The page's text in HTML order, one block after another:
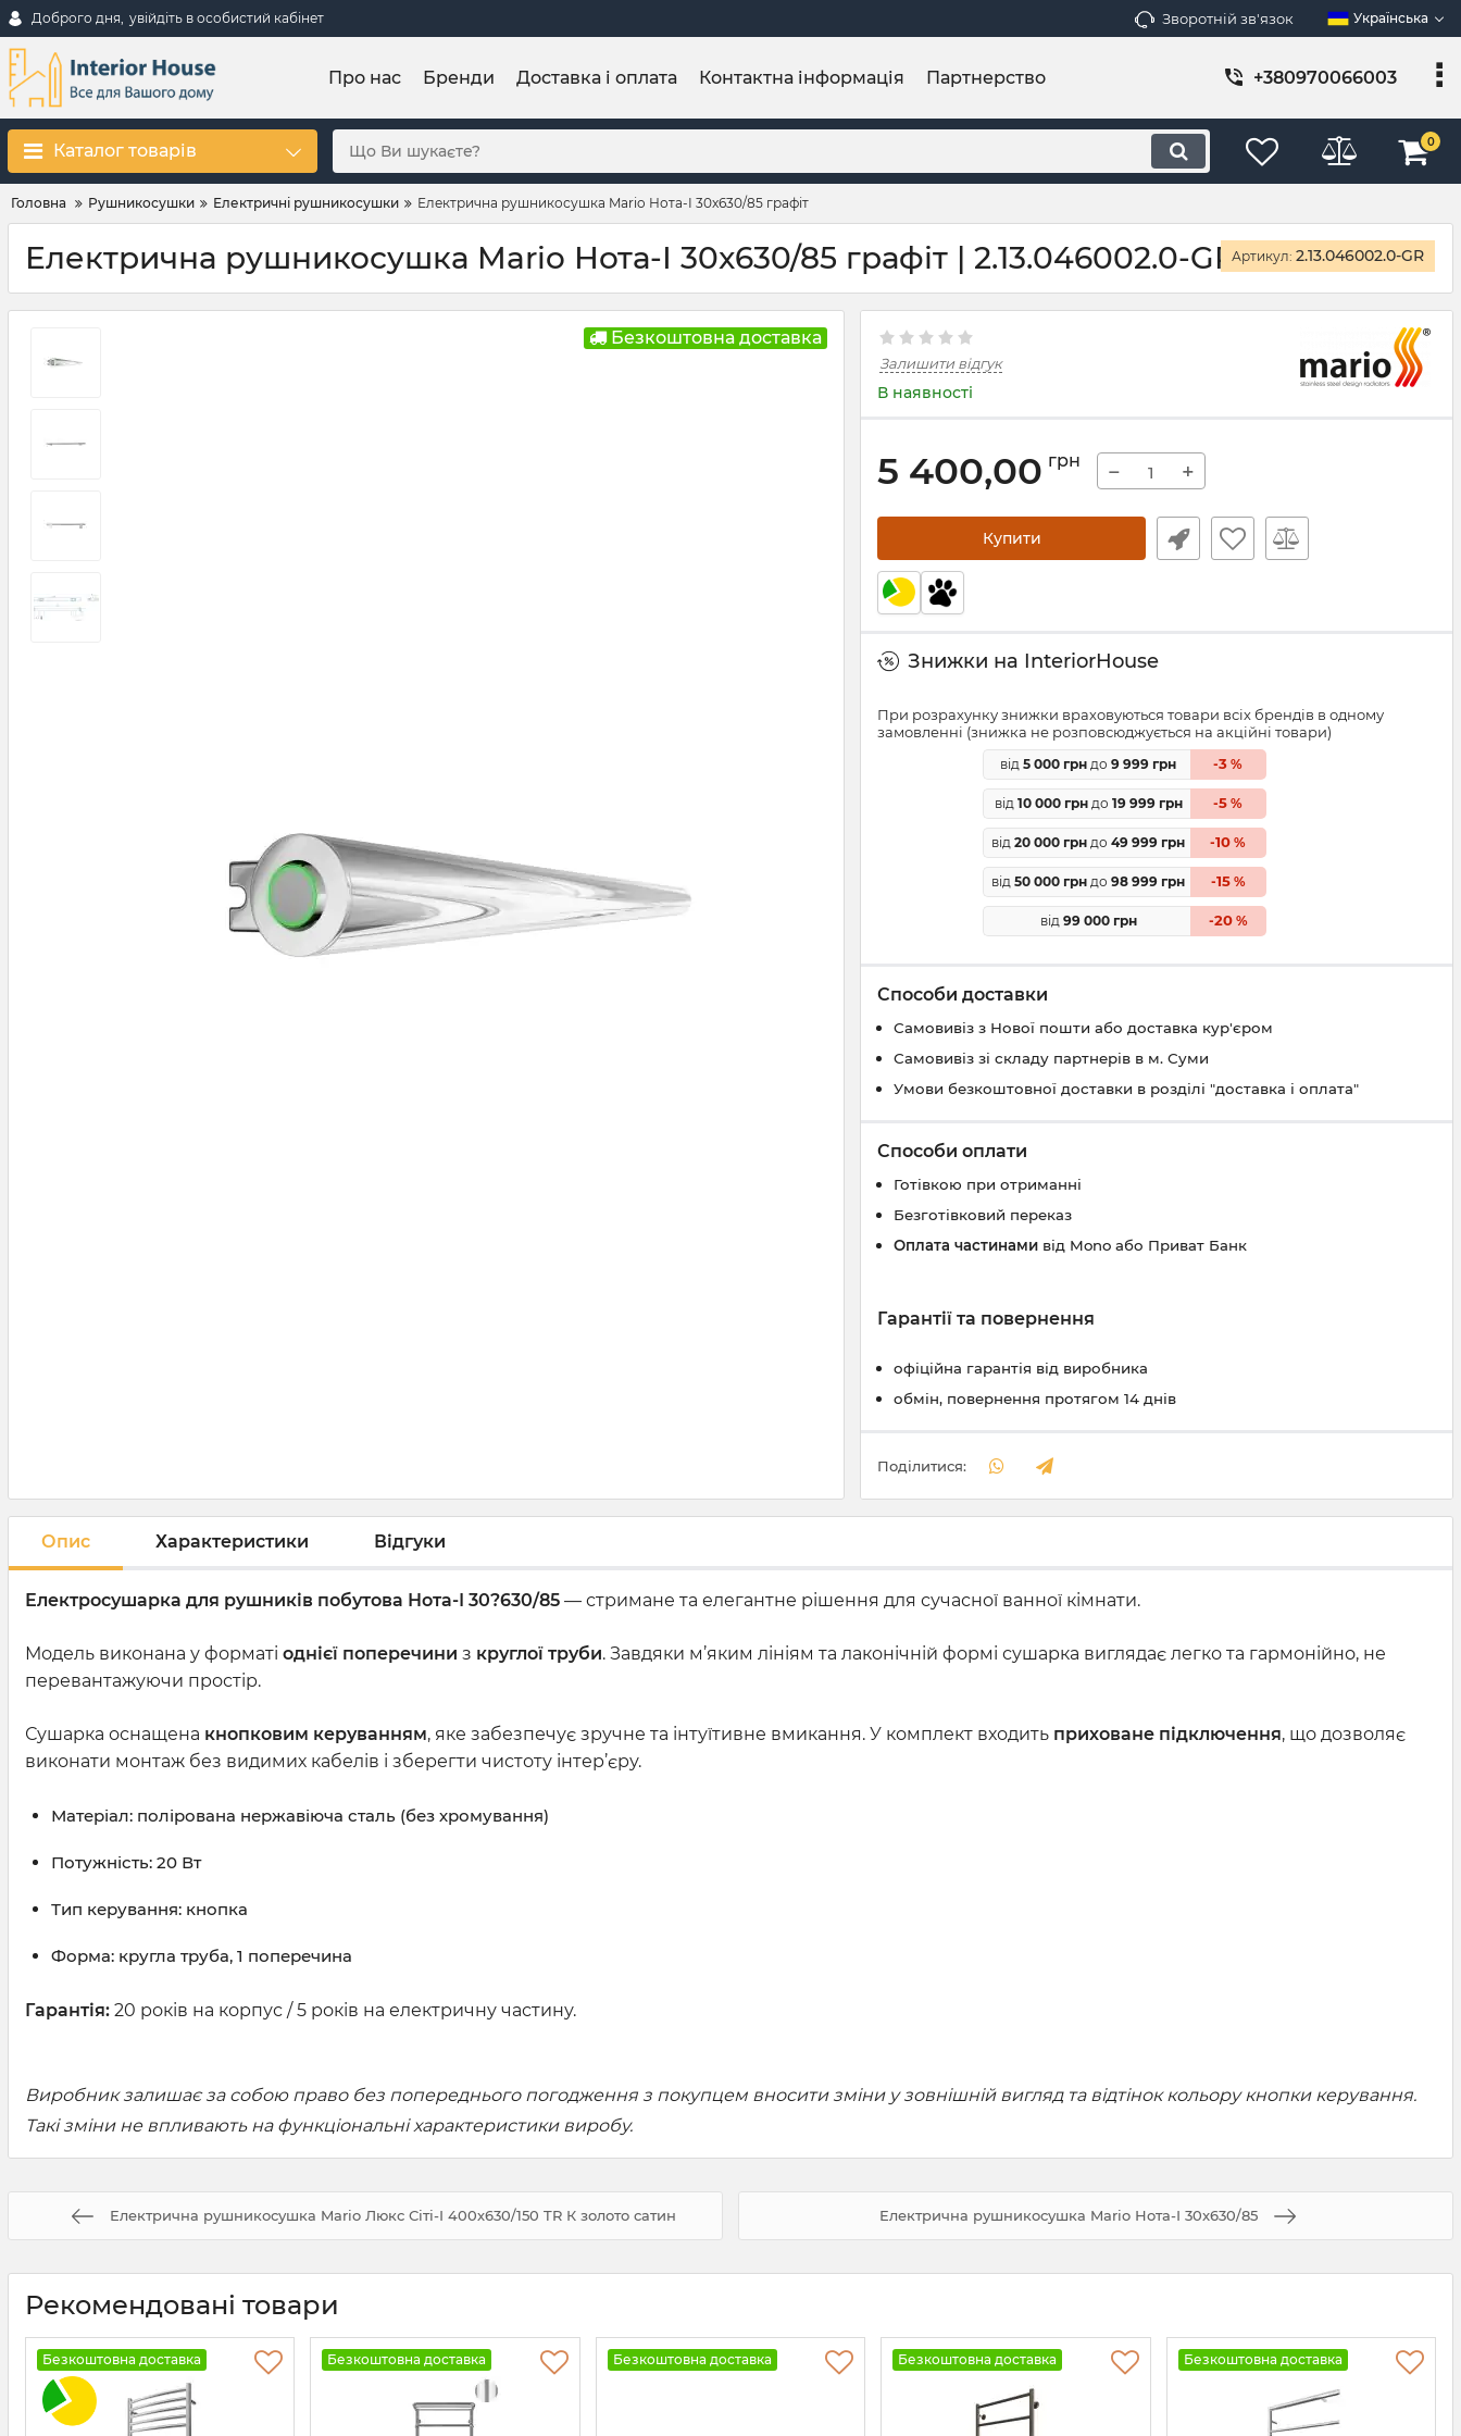
Доброго дня, увійдіть в особистий кабінет Зворотній зв'язок Українська
Про нас Бренди Доставка і оплата Контактна інформація Партнерство +380970066003
Каталог товарів 0
Головна Рушникосушки Електричні рушникосушки Електрична рушникосушка Mario Нота-І 30x630/85 графіт
Електрична рушникосушка Mario Нота-І 30x630/85 графіт | 2.13.046002.0-GRАртикул: 2.13.046002.0-GR
Безкоштовна доставка
Залишити відгук
В наявності
5 400,00 грн − +
Купити
Знижки на InteriorHouse
При розрахунку знижки враховуються товари всіх брендів в одному
замовленні (знижка не розповсюджується на акційні товари)
від 5 000 грн до 9 999 грн -3 %
від 10 000 грндо 19 999 грн -5 %
від 20 000 грн до 49 999 грн -10 %
від 50 000 грн до 98 999 грн -15%
від 99 000 грн -20%
Способи доставки
Самовивіз з Нової пошти або доставка кур'єром
Самовивіз зі складу партнерів в м. Суми
Умови безкоштовної доставки в розділі "доставка і оплата"
Способи оплати
Готівкою при отриманні
Безготівковий переказ
Оплата частинами від Mono або Приват Банк
Гарантії та повернення
офіційна гарантія від виробника
обмін, повернення протягом 14 днів
Поділитися:
Опис Характеристики Відгуки
Електросушарка для рушників побутова Нота-І 30?630/85 — стримане та елегантне рішення для сучасної ванної кімнати.
Модель виконана у форматі однієї поперечини з круглої труби. Завдяки м’яким лініям та лаконічній формі сушарка виглядає легко та гармонійно, не
перевантажуючи простір.
Сушарка оснащена кнопковим керуванням, яке забезпечує зручне та інтуїтивне вмикання. У комплект входить приховане підключення, що дозволяє
виконати монтаж без видимих кабелів і зберегти чистоту інтер’єру.
Матеріал: полірована нержавіюча сталь (без хромування)
Потужність: 20 Вт
Тип керування: кнопка
Форма: кругла труба, 1 поперечина
Гарантія: 20 років на корпус / 5 років на електричну частину.
Виробник залишає за собою право без попереднього погодження з покупцем вносити зміни у зовнішній вигляд та відтінок кольору кнопки керування.
Такі зміни не впливають на функціональні характеристики виробу.
Електрична рушникосушка Mario Люкс Сіті-І 400х630/150 TR К золото сатин Електрична рушникосушка Mario Нота-І 30x630/85
Рекомендовані товари
Безкоштовна доставка Безкоштовна доставка Безкоштовна доставка Безкоштовна доставка Безкоштовна доставка